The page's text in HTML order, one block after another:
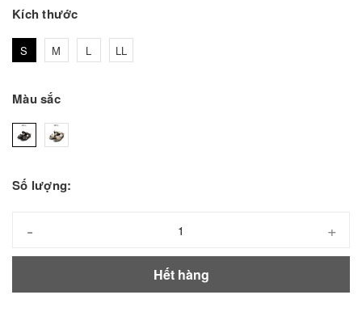
Kích thước
S M L LL
Màu sắc
Số lượng:
- +
Hết hàng